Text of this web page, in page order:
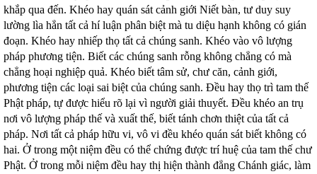
khắp qua đến. Khéo hay quán sát cảnh giới Niết bàn, tư duy suy
lường lìa hẳn tất cả hí luận phân biệt mà tu diệu hạnh không có gián
đoạn. Khéo hay nhiếp thọ tất cả chúng sanh. Khéo vào vô lượng
pháp phương tiện. Biết các chúng sanh rỗng không chẳng có mà
chẳng hoại nghiệp quả. Khéo biết tâm sử, chư căn, cảnh giới,
phương tiện các loại sai biệt của chúng sanh. Ðều hay thọ trì tam thế
Phật pháp, tự được hiểu rõ lại vì người giải thuyết. Ðều khéo an trụ
nơi vô lượng pháp thế và xuất thế, biết tánh chơn thiệt của tất cả
pháp. Nơi tất cả pháp hữu vi, vô vi đều khéo quán sát biết không có
hai. Ở trong một niệm đều có thể chứng được trí huệ của tam thế chư
Phật. Ở trong mỗi niệm đều hay thị hiện thành đẳng Chánh giác, làm